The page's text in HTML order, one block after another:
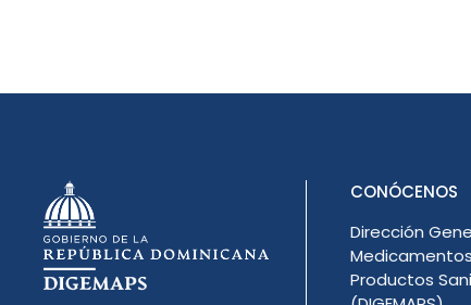
CONÓCENOS
Dirección
Productos